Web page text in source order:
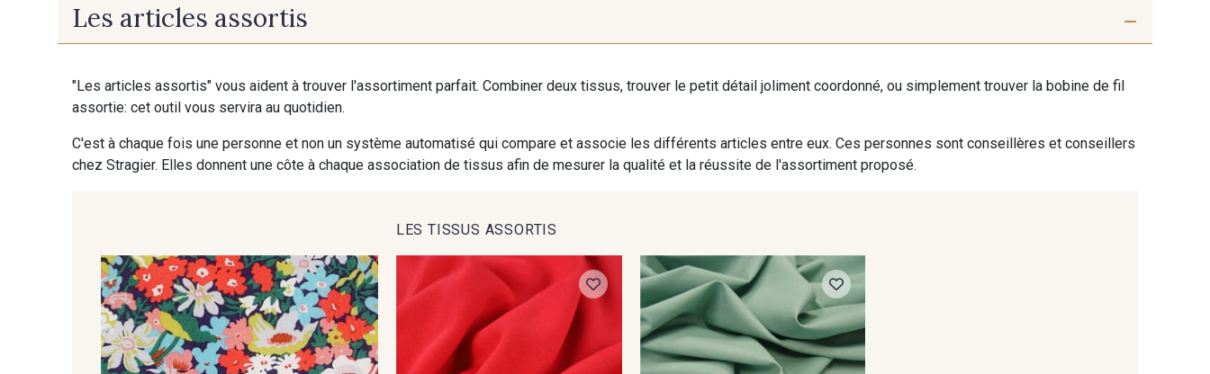
L - Burnt
A19 - Fleurs de
printemps
multicolore
Les articles assortis
"Les articles assortis" vous aident à trouver l'assortiment parfait. Combiner deux tissus, trouver le petit détail joliment coordonné, ou simplement trouver la bobine de fil
assortie: cet outil vous servira au quotidien.
C'est à chaque fois une personne et non un système automatisé qui compare et associe les différents articles entre eux. Ces personnes sont conseillères et conseillers
chez Stragier. Elles donnent une côte à chaque association de tissus afin de mesurer la qualité et la réussite de l'assortiment proposé.
LES TISSUS ASSORTIS